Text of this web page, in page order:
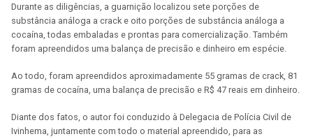
Durante as diligências, a guarnição localizou sete porções de
substância análoga a crack e oito porções de substância análoga a
cocaína, todas embaladas e prontas para comercialização. Também
foram apreendidos uma balança de precisão e dinheiro em espécie.
Ao todo, foram apreendidos aproximadamente 55 gramas de crack, 81
gramas de cocaína, uma balança de precisão e R$ 47 reais em dinheiro.
Diante dos fatos, o autor foi conduzido à Delegacia de Polícia Civil de
Ivinhema, juntamente com todo o material apreendido, para as